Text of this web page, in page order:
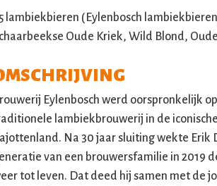
lambiekbieren (Eylenbosch
Oude Kriek, Wild Blond,
Eylenbosch werd oorspronkelijk
lambiekbrouwerij in de
Na 30 jaar sluiting wekte Erik
van een brouwersfamilie in 2019
tot leven. Dat deed hij samen met de